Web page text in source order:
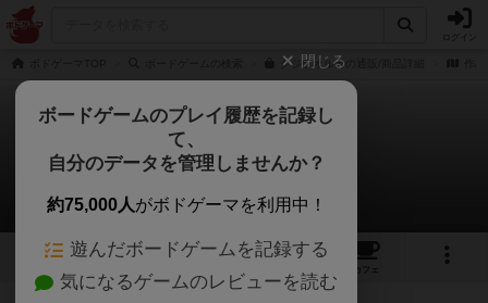
クジラオルカの通販/商品詳細
クジラオルカ
白州さんのレビュー
4 1 7
カフェ
閉じる
ボードゲームのプレイ履歴を記録し
て、
自分のデータを管理しませんか？
約75,000人がボドゲーマを利用中！
遊んだボードゲームを記録する
気になるゲームのレビューを読む